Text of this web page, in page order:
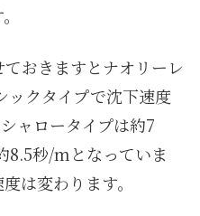
おきますとナオリーレ
ックタイプで沈下速度
ャロータイプは約7
8.5秒/mとなっていま
は変わります。